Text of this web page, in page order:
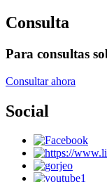
Consulta
Para consultas
Consultar ahora
Social